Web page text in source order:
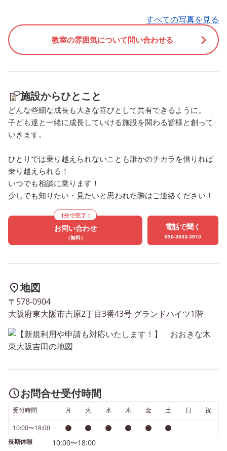
︎⭐︎⭐︎⭐︎⭐︎⭐︎⭐︎⭐︎⭐︎⭐︎⭐︎⭐︎⭐︎⭐︎⭐︎⭐︎⭐︎ おおきな
木東大阪吉田では随時見学受
付中です😊 また月に1度『子
ども食堂』を開催しておりま
ティの場としては勿論、お子
さまの様々な『こしょく』を
解決すべく、地域での交流の
場を設けております。 お子様
ください😇 どちらもお気軽
にお問い合わせくださいませ
🎵 児童発達支援 ・放課後等
デイサービス 【おおきな木
東大阪吉田 】🌳 住所：東大
阪市吉原2丁目3番43号 グラ
ンドハイツ1階 TEL：072-
962-1979 担当：塩見
⭐︎⭐︎⭐︎⭐︎⭐︎⭐︎⭐︎⭐︎⭐︎⭐︎⭐︎⭐︎⭐︎⭐︎⭐︎⭐︎⭐︎
ります♪ 保護者様同士の
ュニティの場としては勿
お子さまの様々な『こし
く』を解決すべく、地域
交流の場を設けておりま
お気軽にお問い合わせく
いませ🎵 児童発達支援
所：東大阪市吉原2丁目3
⭐︎⭐︎⭐︎⭐︎⭐︎⭐︎⭐︎⭐︎⭐︎⭐︎⭐︎⭐︎⭐︎⭐︎⭐︎⭐︎⭐︎
すべての写真を見る
教室の雰囲気について問い合わせる
施設からひとこと
どんな些細な成長も大きな喜びとして共有できるように。
子ども達と一緒に成長していける施設を関わる皆様と創って
いきます。
ひとりでは乗り越えられないことも誰かのチカラを借りれば
乗り越えられる！
いつでも相談に乗ります！
少しでも知りたい・見たいと思われた際はご連絡ください！
1分で完了！
お問い合わせ
（無料）
電話で聞く
050-3033-3910
地図
〒578-0904
大阪府東大阪市吉原2丁目3番43号 グランドハイツ1階
お問合せ受付時間
受付時間 月 火 水 木 金 土 日 祝
10:00〜18:00
長期休暇
10:00〜18:00